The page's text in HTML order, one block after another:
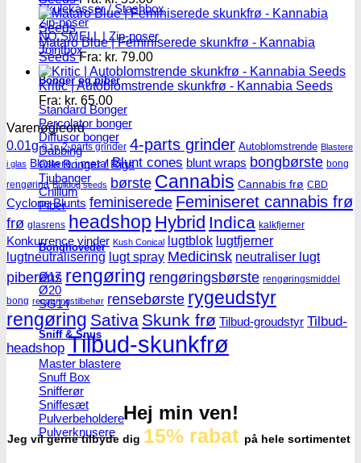
Skulekasser / Stashbox
Zip-poser
NO SMELL | Zip-poser
Jointbox
Bonger og piber
Standard Bonger
Percolator bonger
Diffusor bonger
Dabbing
Olie Bonger / Rigs
Tjubanger
Chillum
Piber
Bonghoveder
Ø17
Ø20
SG14
Sniff & Snus
Master blastere
Snuff Box
Snifferør
Sniffesæt
Pulverbeholdere
Pulverknusere
Mataro Blue | Feminiserede skunkfrø - Kannabia
Seeds Fra: kr. 79.00
Kritic | Autoblomstrende skunkfrø - Kannabia Seeds
Fra: kr. 65.00
Varenøgleord
0.01g 0.1g 2-parts grinder 4-parts grinder Autoblomstrende Blastere
i glas Blastere i metal Blunt cones blunt wraps bongbørste bong
rengøring Bulldog seeds børste Cannabis Cannabis frø CBD
Cyclone Blunts feminiserede Feminiseret cannabis frø
frø glasrens headshop Hybrid Indica kalkfjerner
Konkurrence vinder Kush Conical lugtblok lugtfjerner
lugtneutralisering lugt spray Medicinsk neutraliser lugt
piberens rengøring rengøringsbørste rengøringsmiddel
bong rengøringstilbehør rensebørste rygeudstyr
rengøring Sativa Skunk frø Tilbud-groudstyr Tilbud-
headshop Tilbud-skunkfrø
Hej min ven!
Jeg vil gerne tilbyde dig 15% rabat på hele sortimentet